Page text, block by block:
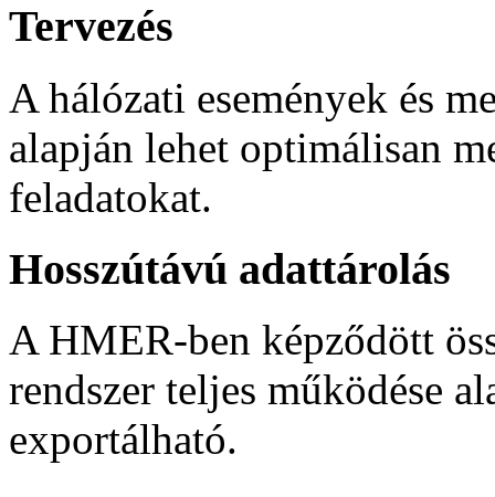
Tervezés
A hálózati események és
alapján lehet optimálisan
feladatokat.
Hosszútávú adattárolás
A HMER-ben képződött
rendszer teljes működése
exportálható.